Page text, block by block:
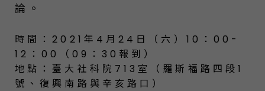
論。
時間：2021年4月24日（六）10：00-
12：00（09：30報到）
地點：臺大社科院713室（羅斯福路四段1
號、復興南路與辛亥路口）